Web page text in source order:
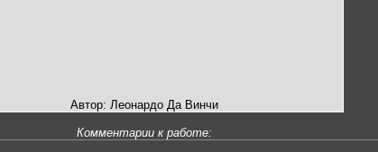
Автор: Леонардо Да Винчи
Комментарии к работе: